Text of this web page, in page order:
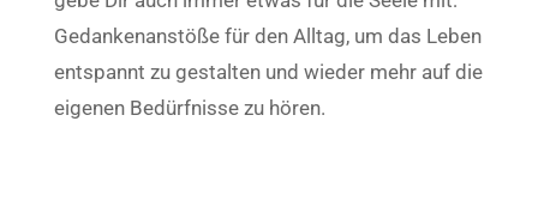
Gedankenanstöße für den Alltag, um das Leben
entspannt zu gestalten und wieder mehr auf die
eigenen Bedürfnisse zu hören.